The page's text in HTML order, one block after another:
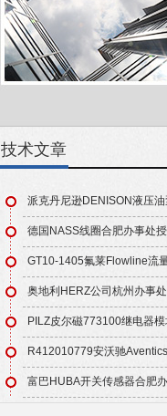
技术文章
派克丹尼逊DENISON液压
德国NASS线圈合肥办事处
GT10-1405氟莱Flowline流
奥地利HERZ公司杭州办事
PILZ皮尔磁773100继电器
R412010779安沃驰
富巴HUBA开关传感器合肥